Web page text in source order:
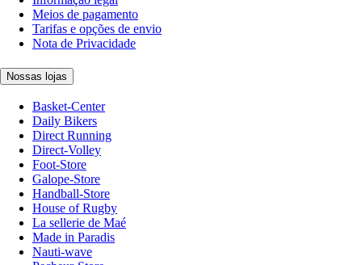
Meios de pagamento
Tarifas e opções de envio
Nota de Privacidade
Nossas lojas
Basket-Center
Daily Bikers
Direct Running
Direct-Volley
Foot-Store
Galope-Store
Handball-Store
House of Rugby
La sellerie de Maé
Made in Paradis
Nauti-wave